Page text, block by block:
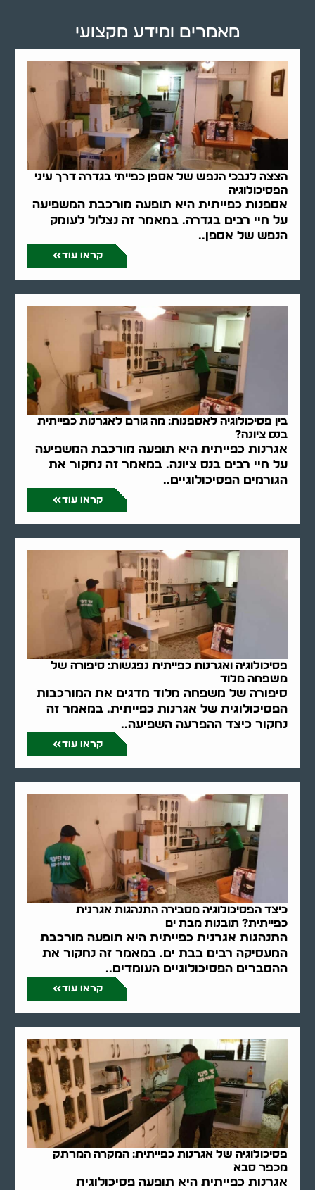
הצצה לנבכי הנפש של אספן כפייתי בגדרה דרך עיני
הפסיכולוגיה
אספנות כפייתית היא תופעה מורכבת המשפיעה
על חיי רבים בגדרה. במאמר זה נצלול לעומק
הנפש של אספן..
קראו עוד
בין פסיכולוגיה לאספנות: מה גורם לאגרנות כפייתית
בנס ציונה?
אגרנות כפייתית היא תופעה מורכבת המשפיעה
על חיי רבים בנס ציונה. במאמר זה נחקור את
הגורמים הפסיכולוגיים..
קראו עוד
פסיכולוגיה ואגרנות כפייתית נפגשות: סיפורה של
משפחה מלוד
סיפורה של משפחה מלוד מדגים את המורכבות
הפסיכולוגית של אגרנות כפייתית. במאמר זה
נחקור כיצד ההפרעה השפיעה..
קראו עוד
כיצד הפסיכולוגיה מסבירה התנהגות אגרנית
כפייתית? תובנות מבת ים
התנהגות אגרנית כפייתית היא תופעה מורכבת
המעסיקה רבים בבת ים. במאמר זה נחקור את
ההסברים הפסיכולוגיים העומדים..
קראו עוד
פסיכולוגיה של אגרנות כפייתית: המקרה המרתק
מכפר סבא
אגרנות כפייתית היא תופעה פסיכולוגית
מאמרים ומידע מקצועי